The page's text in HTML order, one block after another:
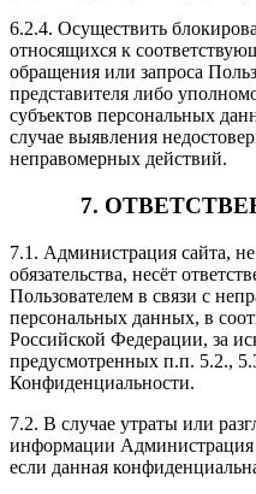
6.2.4. Осуществить
относящихся к
обращения или запроса
представителя либо
субъектов персональных
случае выявления
неправомерных действий.
7.
7.1. Администрация сайта,
обязательства, несёт
Пользователем в связи с
персональных данных, в
Российской Федерации, за
предусмотренных п.п. 5.2.,
Конфиденциальности.
7.2. В случае утраты или
информации Администрация
если данная